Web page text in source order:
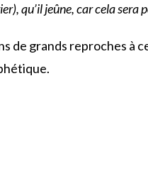
qu’il jeûne, car cela sera
de grands reproches à